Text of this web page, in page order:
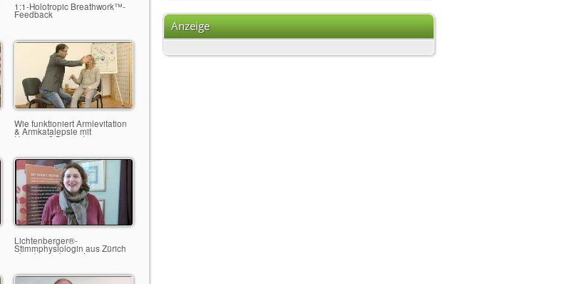
1:1-Holotropic Breathwork™-
Feedback
Wie funktioniert Armlevitation
& Armkatalepsie mit
Hypnose? Demo Jörg
Lichtenberger®-
Stimmphysiologin aus Zürich
über körperbasierte
Anzeige